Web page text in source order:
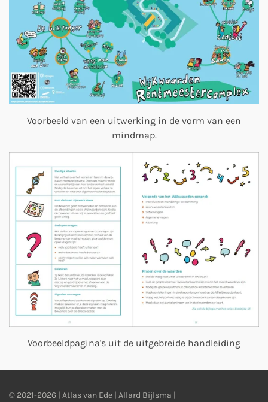
Voorbeeld van een uitwerking in de vorm van een
mindmap.
Voorbeeldpagina's uit de uitgebreide handleiding
© 2021-2026 | Atlas van Ede | Allard Bijlsma |